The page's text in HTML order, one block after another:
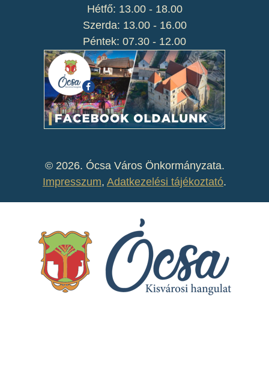
Hétfő: 13.00 - 18.00
Szerda: 13.00 - 16.00
Péntek: 07.30 - 12.00
© 2026. Ócsa Város Önkormányzata.
Impresszum, Adatkezelési tájékoztató.